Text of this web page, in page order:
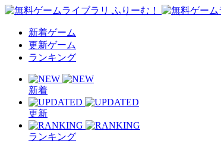
新着ゲーム
更新ゲーム
ランキング
新着
更新
ランキング